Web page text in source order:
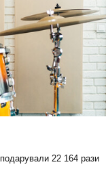
подарували 22 164 рази